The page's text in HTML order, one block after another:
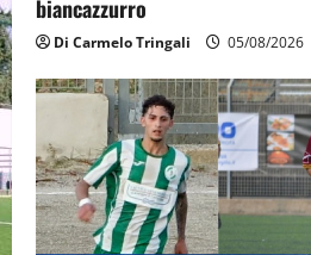
biancazzurro
Di Carmelo Tringali 05/08/2026